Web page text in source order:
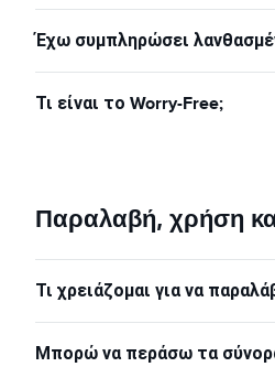
Έχω συμπληρώσει
Τι είναι το Worry-Free;
Παραλαβή, χρήση
Τι χρειάζομαι για να
Μπορώ να περάσω τα